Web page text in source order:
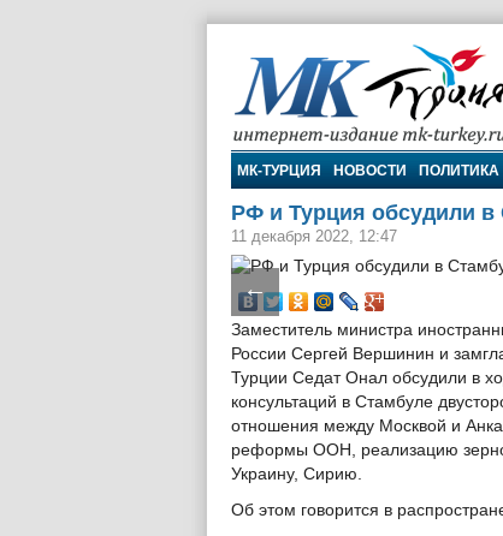
МК-Турция
МК-ТУРЦИЯ НОВОСТИ ПОЛИТИКА
РФ и Турция обсудили
11 декабря 2022, 12:47
←
Заместитель министра
России Сергей Вершинин и
Турции Седат Онал обсудили в
консультаций в Стамбуле
отношения между Москвой и
реформы ООН, реализацию
Украину, Сирию.
Об этом говорится в